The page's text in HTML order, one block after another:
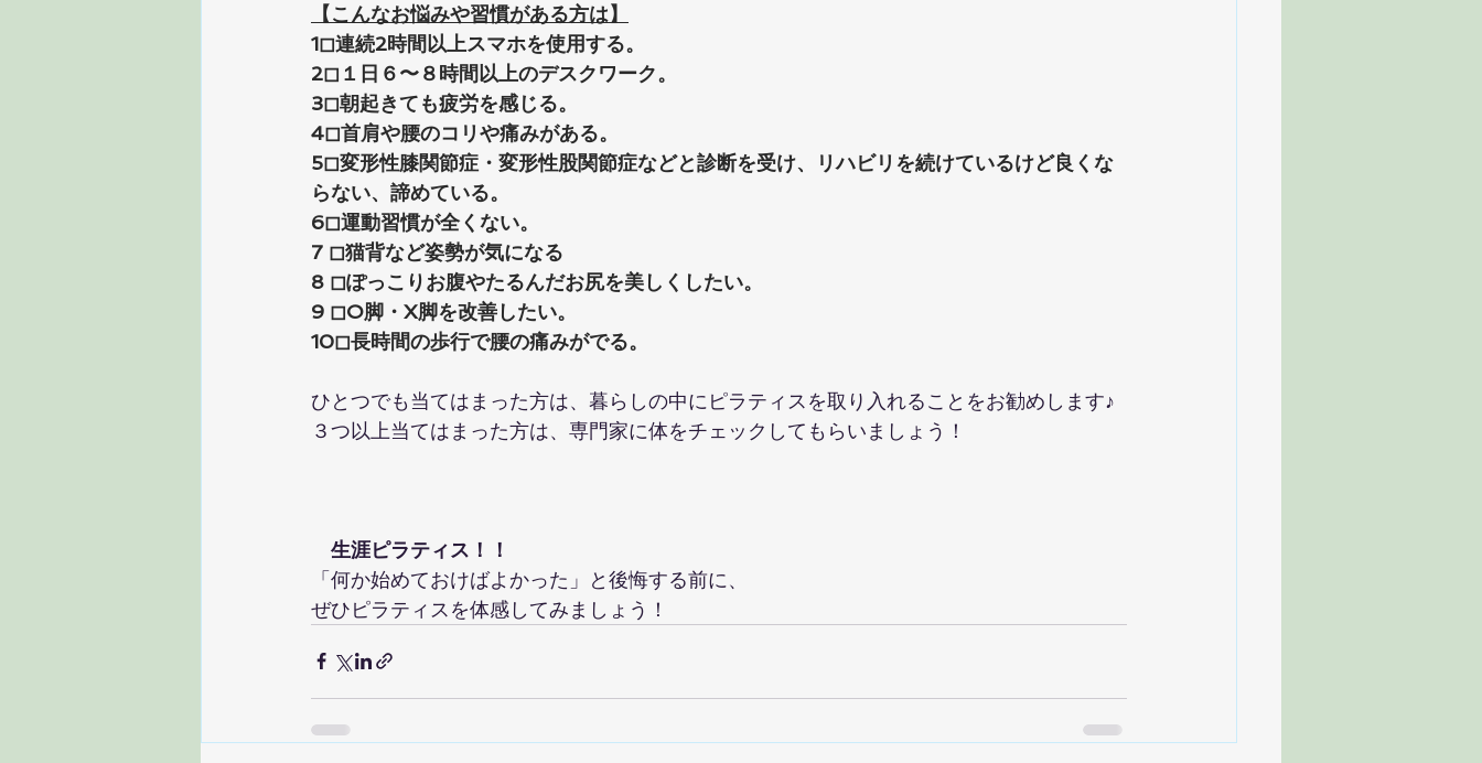
【こんなお悩みや習慣がある方は】
1◻︎連続2時間以上スマホを使用する。
2◻︎１日６〜８時間以上のデスクワーク。
3◻︎朝起きても疲労を感じる。
4◻︎首肩や腰のコリや痛みがある。
5◻︎変形性膝関節症・変形性股関節症などと診断を受け、リハビリを続けているけど良くな
らない、諦めている。
6◻︎運動習慣が全くない。
7 ◻︎猫背など姿勢が気になる
8 ◻︎ぽっこりお腹やたるんだお尻を美しくしたい。
9 ◻︎O脚・X脚を改善したい。
10◻︎長時間の歩行で腰の痛みがでる。
ひとつでも当てはまった方は、暮らしの中にピラティスを取り入れることをお勧めします♪
３つ以上当てはまった方は、専門家に体をチェックしてもらいましょう！
生涯ピラティス！！
「何か始めておけばよかった」と後悔する前に、
ぜひピラティスを体感してみましょう！